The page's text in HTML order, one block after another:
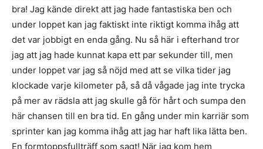
bra! Jag kände direkt att jag hade fantastiska ben och
under loppet kan jag faktiskt inte riktigt komma ihåg att
det var jobbigt en enda gång. Nu så här i efterhand tror
jag att jag hade kunnat kapa ett par sekunder till, men
under loppet var jag så nöjd med att se vilka tider jag
klockade varje kilometer på, så då vågade jag inte trycka
på mer av rädsla att jag skulle gå för hårt och sumpa den
här chansen till en bra tid. En gång under min karriär som
sprinter kan jag komma ihåg att jag har haft lika lätta ben.
En formtoppsfullträff som sagt! När jag kom hem